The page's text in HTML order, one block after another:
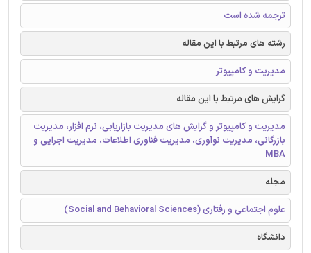
ترجمه شده است
رشته های مرتبط با این مقاله
مدیریت و کامپیوتر
گرایش های مرتبط با این مقاله
مدیریت و کامپیوتر و گرایش های مدیریت بازاریابی، نرم افزار، مدیریت
بازرگانی، مدیریت نوآوری، مدیریت فناوری اطلاعات، مدیریت اجرایی و
MBA
مجله
علوم اجتماعی و رفتاری (Social and Behavioral Sciences)
دانشگاه